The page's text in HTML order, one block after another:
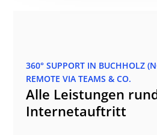
360° SUPPORT IN BUCHHOLZ
REMOTE VIA TEAMS & CO.
Alle Leistungen
Internetauftritt